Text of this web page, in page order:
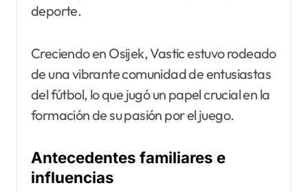
deporte.
Creciendo en Osijek, Vastic estuvo rodeado
de una vibrante comunidad de entusiastas
del fútbol, lo que jugó un papel crucial en la
formación de su pasión por el juego.
Antecedentes familiares e
influencias